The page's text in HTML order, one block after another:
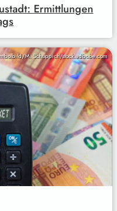
Ermittlungen
M. Schuppich/stock.adbobe.com